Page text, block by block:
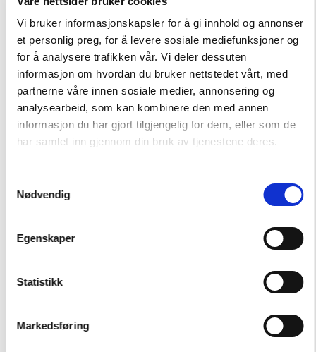
Vi bruker informasjonskapsler for å gi innhold og annonser
et personlig preg, for å levere sosiale mediefunksjoner og
for å analysere trafikken vår. Vi deler dessuten
informasjon om hvordan du bruker nettstedet vårt, med
partnerne våre innen sosiale medier, annonsering og
analysearbeid, som kan kombinere den med annen
informasjon du har gjort tilgjengelig for dem, eller som de
har samlet inn gjennom din bruk av tjenestene deres.
Nødvendig
Egenskaper
Statistikk
Markedsføring
Ny struktur
I disse dager bygger vi derfor en ny struktur som er
rigget for videre utvikling. Med vårt landsdekkende
totalapparat av vakt- og verdihåndteringstjenester i
ryggen, har Nokas en unik mulighet til å utvide
markedstilbudet og effektivisere tjenestetilbudet. I
denne satsingen ligger det blant annet at vi
kapasitet, mer fleksibilitet og at vi kan påta oss
Videre samler vi vår telleproduksjon i færre
våre standardiserte prosesser og for å optimalisere
våre tjenester. Vårt produksjonsmiljø i Bergen blir
samlet i en slagkraftig enhet i Stavanger i januar
2019. Likeledes vil vår telleproduksjon i Trondheim